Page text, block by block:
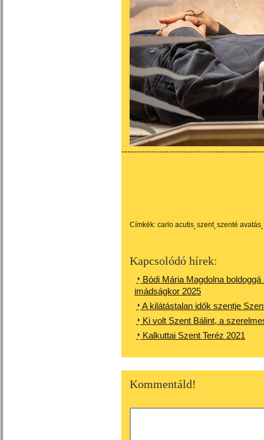
Címkék: carlo acutis szent szenté avatás
Kapcsolódó hírek:
Bódi Mária Magdolna
imádságkor 2025
A kilátástalan idők szentje
Ki volt Szent Bálint, a
Kalkuttai Szent Teréz 2021
Kommentáld!